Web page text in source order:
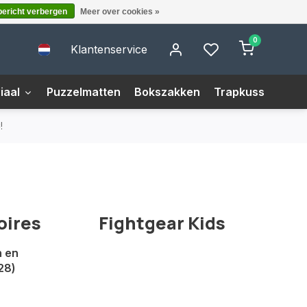
Klantenservice
0
Puzzelmatten Bokszakken Trapkussens
en
Fightgear Kids
verbergen Meer over cookies »